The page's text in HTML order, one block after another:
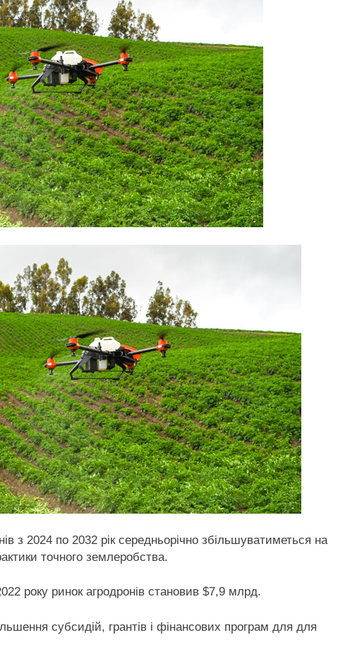
з 2024 по 2032 рік середньорічно збільшуватиметься на
точного землеробства.
року ринок агродронів становив $7,9 млрд.
субсидій, грантів і фінансових програм для для